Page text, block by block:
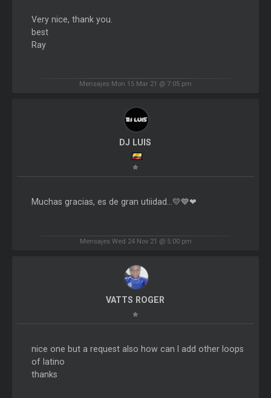
Very nice, thank you.
best
Ray
Mensajes Mon 15 Mar 21 @ 7:05 pm
DJ LUIS
Muchas gracias, es de gran utiidad...💛💙❤
Mensajes Wed 24 Nov 21 @ 5:00 pm
VATTS ROGER
nice one but a request also how can I add other loops
of latino
thanks